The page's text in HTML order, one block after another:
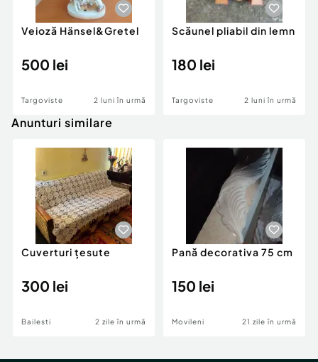
Veioză Hänsel&Gretel
500 lei
Targoviste 2 luni în urmă
Scăunel pliabil din lemn
180 lei
Targoviste 2 luni în urmă
Anunturi similare
Cuverturi țesute
300 lei
Bailesti 2 zile în urmă
Pană decorativa 75 cm
150 lei
Movileni 21 zile în urmă